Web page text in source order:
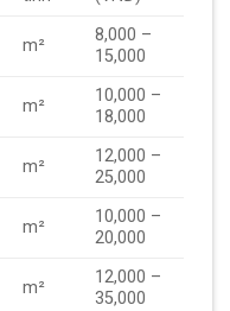
m²
8,000 –
15,000
m²
10,000 –
18,000
m²
12,000 –
25,000
m²
10,000 –
20,000
m²
12,000 –
35,000